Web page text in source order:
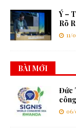
Ý –
Rõ
11/
BÀI MỚI
Đức